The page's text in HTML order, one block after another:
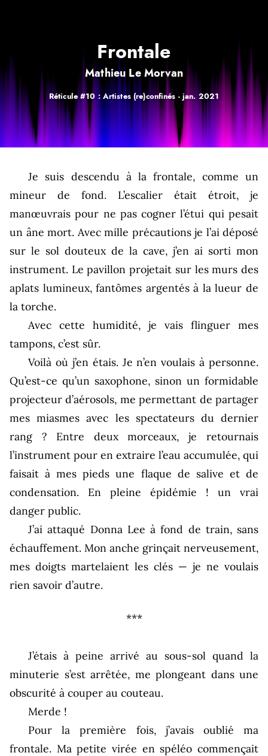
Frontale
Mathieu Le Morvan
Réticule #10 : Artistes (re)confinés - jan. 2021
Je suis descendu à la frontale, comme un
mineur de fond. L’escalier était étroit, je
manœuvrais pour ne pas cogner l’étui qui pesait
un âne mort. Avec mille précautions je l’ai déposé
sur le sol douteux de la cave, j’en ai sorti mon
instrument. Le pavillon projetait sur les murs des
aplats lumineux, fantômes argentés à la lueur de
la torche.
Avec cette humidité, je vais flinguer mes
tampons, c’est sûr.
Voilà où j’en étais. Je n’en voulais à personne.
Qu’est-ce qu’un saxophone, sinon un formidable
projecteur d’aérosols, me permettant de partager
mes miasmes avec les spectateurs du dernier
rang ? Entre deux morceaux, je retournais
l’instrument pour en extraire l’eau accumulée, qui
faisait à mes pieds une flaque de salive et de
condensation. En pleine épidémie ! un vrai
danger public.
J’ai attaqué Donna Lee à fond de train, sans
échauffement. Mon anche grinçait nerveusement,
mes doigts martelaient les clés — je ne voulais
rien savoir d’autre.
***
J’étais à peine arrivé au sous-sol quand la
minuterie s’est arrêtée, me plongeant dans une
obscurité à couper au couteau.
Merde !
Pour la première fois, j’avais oublié ma
frontale. Ma petite virée en spéléo commençait